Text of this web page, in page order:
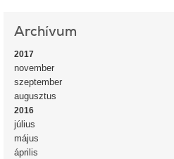
Archívum
2017
november
szeptember
augusztus
2016
július
május
április